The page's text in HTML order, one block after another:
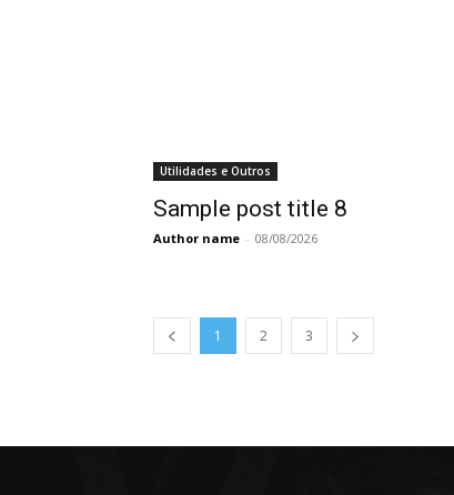
Utilidades e Outros
Sample post title 8
Author name - 08/08/2026
1 2 3